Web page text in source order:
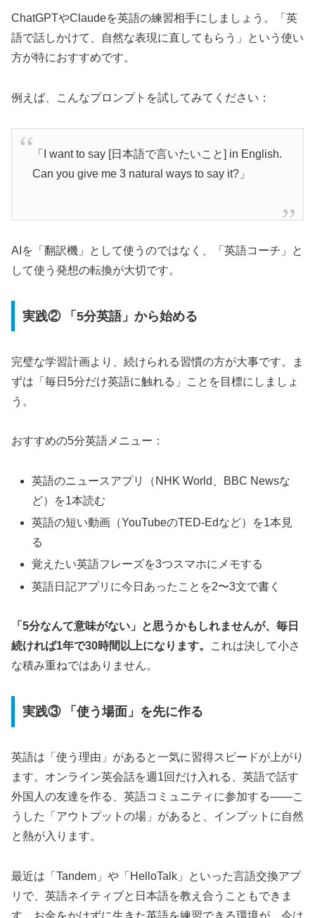
ChatGPTやClaudeを英語の練習相手にしましょう。「英
語で話しかけて、自然な表現に直してもらう」という使い
方が特におすすめです。
例えば、こんなプロンプトを試してみてください：
「I want to say [日本語で言いたいこと] in English.
Can you give me 3 natural ways to say it?」
AIを「翻訳機」として使うのではなく、「英語コーチ」と
して使う発想の転換が大切です。
実践② 「5分英語」から始める
完璧な学習計画より、続けられる習慣の方が大事です。ま
ずは「毎日5分だけ英語に触れる」ことを目標にしましょ
う。
おすすめの5分英語メニュー：
英語のニュースアプリ（NHK World、BBC Newsな
ど）を1本読む
英語の短い動画（YouTubeのTED-Edなど）を1本見
る
覚えたい英語フレーズを3つスマホにメモする
英語日記アプリに今日あったことを2〜3文で書く
「5分なんて意味がない」と思うかもしれませんが、毎日
続ければ1年で30時間以上になります。
これは決して小さ
な積み重ねではありません。
実践③ 「使う場面」を先に作る
英語は「使う理由」があると一気に習得スピードが上がり
ます。オンライン英会話を週1回だけ入れる、英語で話す
外国人の友達を作る、英語コミュニティに参加する——こ
うした「アウトプットの場」があると、インプットに自然
と熱が入ります。
最近は「Tandem」や「HelloTalk」といった言語交換アプ
リで、英語ネイティブと日本語を教え合うこともできま
す。お金をかけずに生きた英語を練習できる環境が、今は